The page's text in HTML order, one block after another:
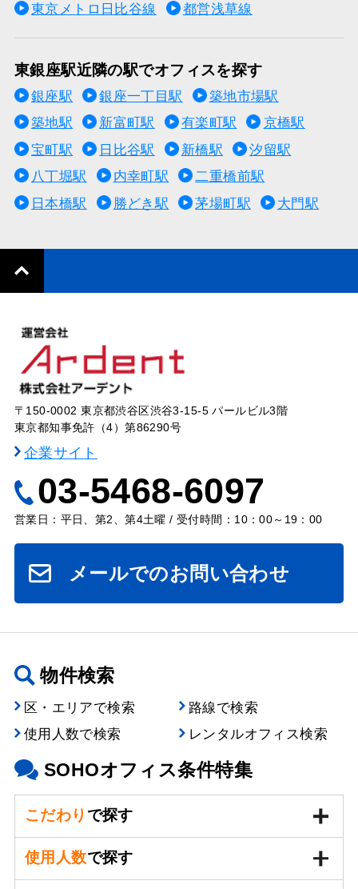
東京メトロ日比谷線 都営浅草線
東銀座駅近隣の駅でオフィスを探す
銀座駅 銀座一丁目駅
築地市場駅
築地駅
新富町駅 有楽町駅
京橋駅
宝町駅
日比谷駅 新橋駅
汐留駅
八丁堀駅
内幸町駅
二重橋前駅
日本橋駅
勝どき駅 茅場町駅 大門駅
〒150-0002 東京都渋谷区渋谷3-15-5 パールビル3階
東京都知事免許（4）第86290号
企業サイト
03-5468-6097
営業日：平日、第2、第4土曜 / 受付時間：10：00～19：00
メールでのお問い合わせ
物件検索
区・エリアで検索
路線で検索
使用人数で検索
レンタルオフィス検索
SOHOオフィス条件特集
こだわり で探す
使用人数で探す